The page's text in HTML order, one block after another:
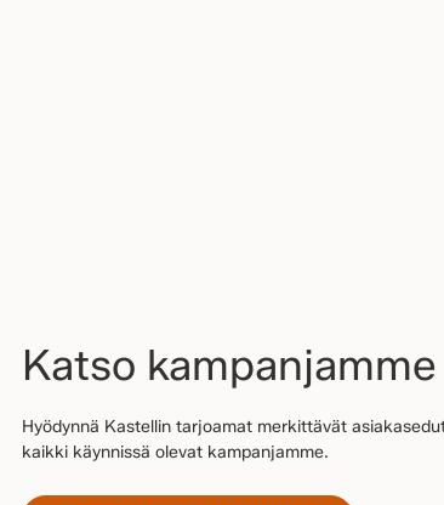
Katso kampanjamme
Hyödynnä Kastellin tarjoamat merkittävät
kaikki käynnissä olevat kampanjamme.